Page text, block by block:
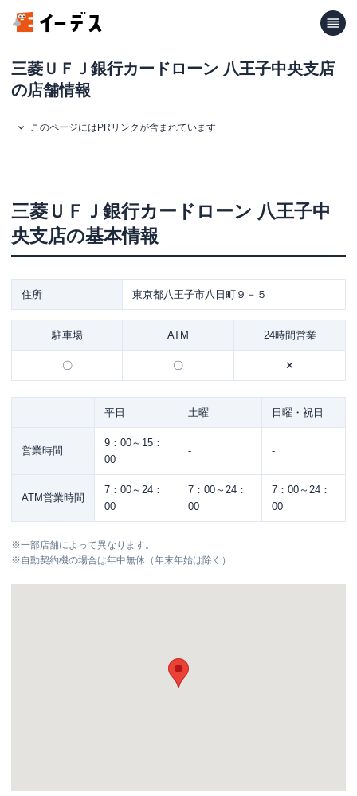
三菱ＵＦＪ銀行カードローン 八王子中央支店
の店舗情報
このページにはPRリンクが含まれています
三菱ＵＦＪ銀行カードローン 八王子中
央支店の基本情報
住所 東京都八王子市八日町９－５
駐車場 ATM 24時間営業
〇 〇 ✕
平日 土曜 日曜・祝日
営業時間
9：00～15：
00
- -
ATM営業時間
7：00～24：
00
7：00～24：
00
7：00～24：
00
※一部店舗によって異なります。
※自動契約機の場合は年中無休（年末年始は除く）